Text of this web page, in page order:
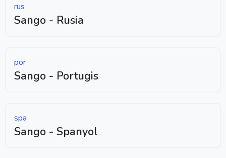
rus
Sango - Rusia
por
Sango - Portugis
spa
Sango - Spanyol